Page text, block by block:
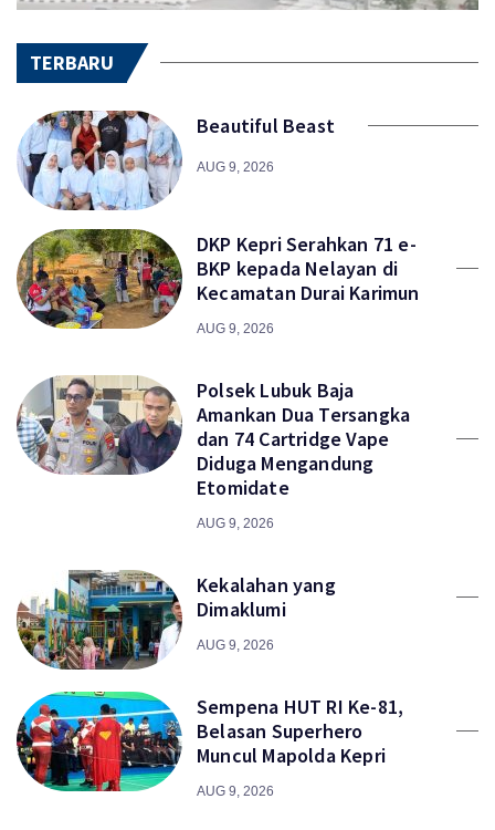
TERBARU
Beautiful Beast
AUG 9, 2026
DKP Kepri Serahkan 71 e-
BKP kepada Nelayan di
Kecamatan Durai Karimun
AUG 9, 2026
Polsek Lubuk Baja
Amankan Dua Tersangka
dan 74 Cartridge Vape
Diduga Mengandung
Etomidate
AUG 9, 2026
Kekalahan yang
Dimaklumi
AUG 9, 2026
Sempena HUT RI Ke-81,
Belasan Superhero
Muncul Mapolda Kepri
AUG 9, 2026